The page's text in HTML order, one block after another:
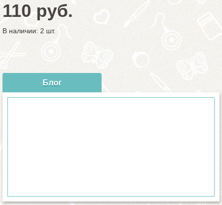
110 руб.
В наличии: 2 шт.
Блог